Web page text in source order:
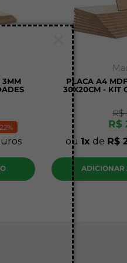
22%
3MM
PLACA A4
30X20CM - KIT
R$
R$
ou 1 de R$
ADICIONAR